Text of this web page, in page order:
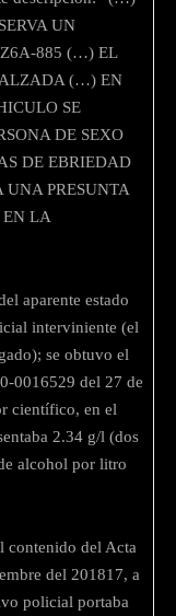
UN
885 (…) EL
(…) EN
SE
DE SEXO
DE EBRIEDAD
PRESUNTA
EN LA
aparente estado
interviniente (el
se obtuvo el
0016529 del 27 de
científico, en el
2.34 g/l (dos
alcohol por litro
contenido del Acta
del 201817, a
policial portaba